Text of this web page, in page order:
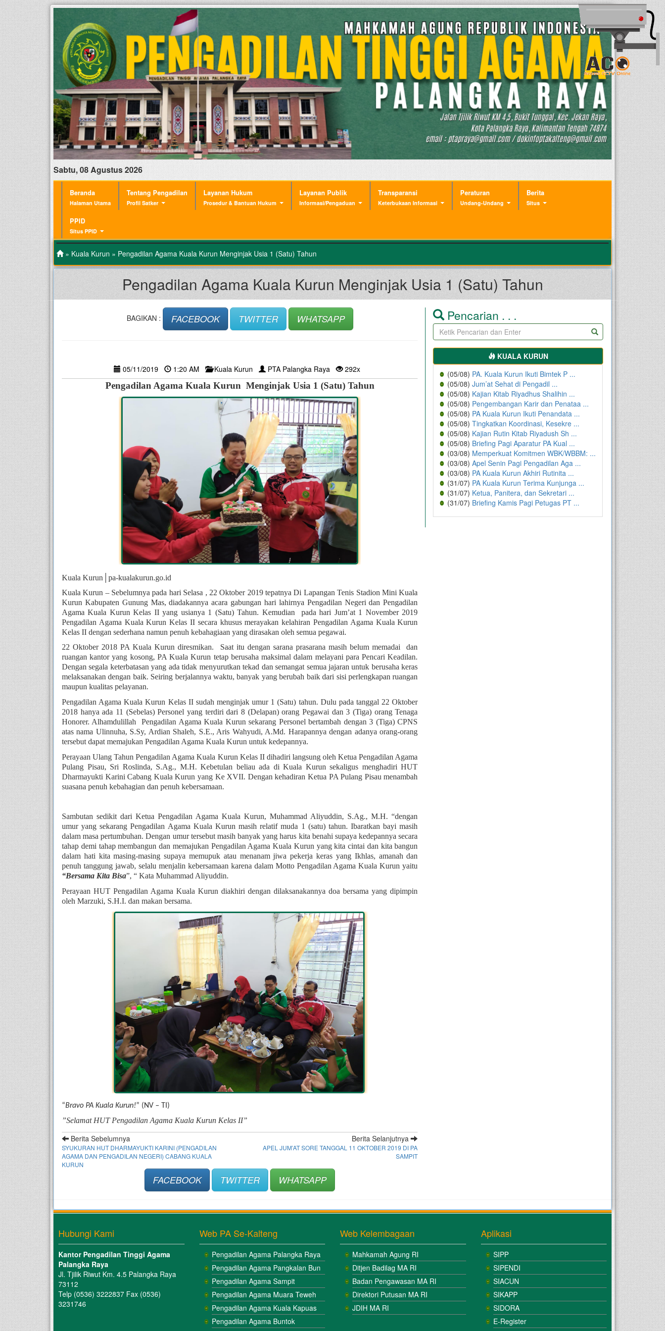
Sabtu, 08 Agustus 2026
Beranda
Halaman Utama
Tentang Pengadilan
Profil Satker
Layanan Hukum
Prosedur & Bantuan Hukum
Layanan Publik
Informasi/Pengaduan
Transparansi
Keterbukaan Informasi
Peraturan
Undang-Undang
Berita
Situs
PPID
Situs PPID
» Kuala Kurun » Pengadilan Agama Kuala Kurun Menginjak Usia 1 (Satu) Tahun
Pengadilan Agama Kuala Kurun Menginjak Usia 1 (Satu) Tahun
BAGIKAN : FACEBOOK TWITTER WHATSAPP
05/11/2019 1:20 AM Kuala Kurun PTA Palangka Raya 292x
Pengadilan Agama Kuala Kurun  Menginjak Usia 1 (Satu) Tahun
Kuala Kurun│pa-kualakurun.go.id
Kuala Kurun – Sebelumnya pada hari Selasa , 22 Oktober 2019 tepatnya Di Lapangan Tenis Stadion Mini Kuala
Kurun Kabupaten Gunung Mas, diadakannya acara gabungan hari lahirnya Pengadilan Negeri dan Pengadilan
Agama Kuala Kurun Kelas II yang usianya 1 (Satu) Tahun. Kemudian  pada hari Jum’at 1 November 2019
Pengadilan Agama Kuala Kurun Kelas II secara khusus merayakan kelahiran Pengadilan Agama Kuala Kurun
Kelas II dengan sederhana namun penuh kebahagiaan yang dirasakan oleh semua pegawai.
22 Oktober 2018 PA Kuala Kurun diresmikan.  Saat itu dengan sarana prasarana masih belum memadai  dan
ruangan kantor yang kosong, PA Kuala Kurun tetap berusaha maksimal dalam melayani para Pencari Keadilan.
Dengan segala keterbatasan yang ada tidak menyurutkan tekad dan semangat semua jajaran untuk berusaha keras
melaksanakan dengan baik. Seiring berjalannya waktu, banyak yang berubah baik dari sisi perlengkapan ruangan
maupun kualitas pelayanan.
Pengadilan Agama Kuala Kurun Kelas II sudah menginjak umur 1 (Satu) tahun. Dulu pada tanggal 22 Oktober
2018 hanya ada 11 (Sebelas) Personel yang terdiri dari 8 (Delapan) orang Pegawai dan 3 (Tiga) orang Tenaga
Honorer. Alhamdulillah  Pengadilan Agama Kuala Kurun sekarang Personel bertambah dengan 3 (Tiga) CPNS
atas nama Ulinnuha, S.Sy, Ardian Shaleh, S.E., Aris Wahyudi, A.Md. Harapannya dengan adanya orang-orang
tersebut dapat memajukan Pengadilan Agama Kuala Kurun untuk kedepannya.
Perayaan Ulang Tahun Pengadilan Agama Kuala Kurun Kelas II dihadiri langsung oleh Ketua Pengadilan Agama
Pulang Pisau, Sri Roslinda, S.Ag., M.H. Kebetulan beliau ada di Kuala Kurun sekaligus menghadiri HUT
Dharmayukti Karini Cabang Kuala Kurun yang Ke XVII. Dengan kehadiran Ketua PA Pulang Pisau menambah
suasana penuh kebahagian dan penuh kebersamaan.
Sambutan sedikit dari Ketua Pengadilan Agama Kuala Kurun, Muhammad Aliyuddin, S.Ag., M.H. “dengan
umur yang sekarang Pengadilan Agama Kuala Kurun masih relatif muda 1 (satu) tahun. Ibaratkan bayi masih
dalam masa pertumbuhan. Dengan umur tersebut masih banyak yang harus kita benahi supaya kedepannya secara
tahap demi tahap membangun dan memajukan Pengadilan Agama Kuala Kurun yang kita cintai dan kita bangun
dalam hati kita masing-masing supaya memupuk atau menanam jiwa pekerja keras yang Ikhlas, amanah dan
“Bersama Kita Bisa”, “ Kata Muhammad Aliyuddin.
Perayaan HUT Pengadilan Agama Kuala Kurun diakhiri dengan dilaksanakannya doa bersama yang dipimpin
oleh Marzuki, S.H.I. dan makan bersama.
“Bravo PA Kuala Kurun!” (NV – TI)
”Selamat HUT Pengadilan Agama Kuala Kurun Kelas II”
Berita Sebelumnya
SYUKURAN HUT DHARMAYUKTI KARINI (PENGADILAN
AGAMA DAN PENGADILAN NEGERI) CABANG KUALA
KURUN
Berita Selanjutnya
APEL JUM’AT SORE TANGGAL 11 OKTOBER 2019 DI PA
SAMPIT
FACEBOOK TWITTER WHATSAPP
Pencarian . . .
KUALA KURUN
(05/08) PA. Kuala Kurun Ikuti Bimtek P ...
(05/08) Jum’at Sehat di Pengadil ...
(05/08) Kajian Kitab Riyadhus Shalihin ...
(05/08) Pengembangan Karir dan Penataa ...
(05/08) PA Kuala Kurun Ikuti Penandata ...
(05/08) Tingkatkan Koordinasi, Kesekre ...
(05/08) Kajian Rutin Kitab Riyadush Sh ...
(05/08) Briefing Pagi Aparatur PA Kual ...
(03/08) Memperkuat Komitmen WBK/WBBM: ...
(03/08) Apel Senin Pagi Pengadilan Aga ...
(03/08) PA Kuala Kurun Akhiri Rutinita ...
(31/07) PA Kuala Kurun Terima Kunjunga ...
(31/07) Ketua, Panitera, dan Sekretari ...
(31/07) Briefing Kamis Pagi Petugas PT ...
Hubungi Kami
Kantor Pengadilan Tinggi Agama
Palangka Raya
Jl. Tjilik Riwut Km. 4.5 Palangka Raya
73112
Telp (0536) 3222837 Fax (0536)
3231746
Web PA Se-Kalteng
Pengadilan Agama Palangka Raya
Pengadilan Agama Pangkalan Bun
Pengadilan Agama Sampit
Pengadilan Agama Muara Teweh
Pengadilan Agama Kuala Kapuas
Pengadilan Agama Buntok
Web Kelembagaan
Mahkamah Agung RI
Ditjen Badilag MA RI
Badan Pengawasan MA RI
Direktori Putusan MA RI
JDIH MA RI
Aplikasi
SIPP
SIPENDI
SIACUN
SIKAPP
SIDORA
E-Register